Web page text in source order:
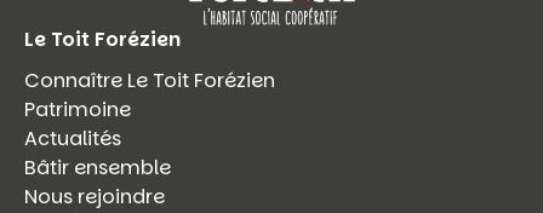
Le Toit Forézien
Connaître Le Toit Forézien
Patrimoine
Actualités
Bâtir ensemble
Nous rejoindre